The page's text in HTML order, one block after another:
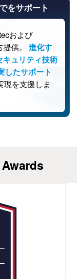
をサポート
および
供。
進化す
キュリティ技術
したサポート
現を支援しま